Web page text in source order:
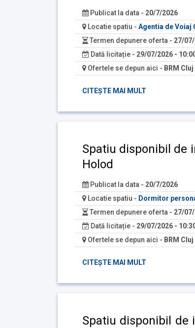
Publicat la data - 20/7/2026
Locatie spatiu - Agentia de Voiaj
Termen depunere oferta - 27/
Dată licitație - 29/07/2026 -
Ofertele se depun aici - BRM Cluj
CITEȘTE MAI MULT
Spatiu disponibil de
Holod
Publicat la data - 20/7/2026
Locatie spatiu - Dormitor
Termen depunere oferta - 27/
Dată licitație - 29/07/2026 -
Ofertele se depun aici - BRM Cluj
CITEȘTE MAI MULT
Spatiu disponibil de